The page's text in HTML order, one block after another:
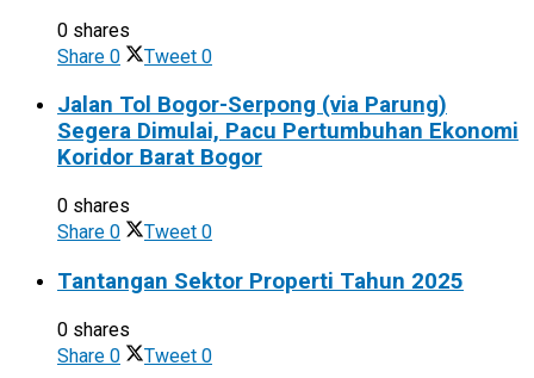
0 shares
Share 0 Tweet 0
Jalan Tol Bogor-Serpong (via Parung)
Segera Dimulai, Pacu Pertumbuhan Ekonomi
Koridor Barat Bogor
0 shares
Share 0 Tweet 0
Tantangan Sektor Properti Tahun 2025
0 shares
Share 0 Tweet 0